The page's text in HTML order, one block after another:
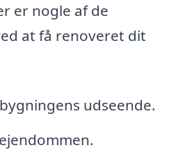
er nogle af de
at få renoveret dit
udseende.